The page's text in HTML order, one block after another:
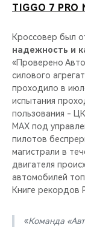
TIGGO 7 PRO
Кроссовер был
надежность и
«Проверено
силового
проходило в
испытания
пользования -
MAX под
пилотов
магистрали в
двигателя
автомобилей
Книге рекордов
«Команда